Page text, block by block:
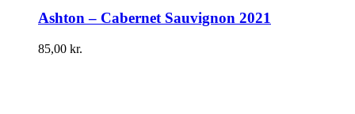
Ashton – Cabernet Sauvignon 2021
85,00 kr.